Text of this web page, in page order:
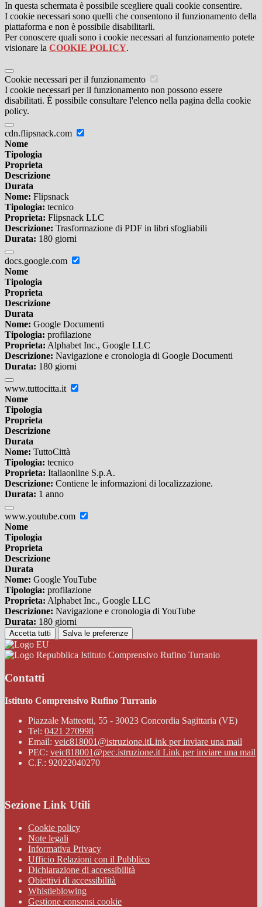
In questa schermata è possibile scegliere quali cookie consentire.
I cookie necessari sono quelli che consentono il funzionamento della
piattaforma e non è possibile disabilitarli.
Per conoscere quali sono i cookie necessari al funzionamento potete
visionare la COOKIE POLICY.
Cookie necessari per il funzionamento
I cookie necessari per il funzionamento non possono essere
disabilitati. È possibile consultare l'elenco nella pagina della cookie
policy.
cdn.flipsnack.com
Nome
Tipologia
Proprieta
Descrizione
Durata
Nome: Flipsnack
Tipologia: tecnico
Proprieta: Flipsnack LLC
Descrizione: Trasformazione di PDF in libri sfogliabili
Durata: 180 giorni
docs.google.com
Nome
Tipologia
Proprieta
Descrizione
Durata
Nome: Google Documenti
Tipologia: profilazione
Proprieta: Alphabet Inc., Google LLC
Descrizione: Navigazione e cronologia di Google Documenti
Durata: 180 giorni
www.tuttocitta.it
Nome
Tipologia
Proprieta
Descrizione
Durata
Nome: TuttoCittà
Tipologia: tecnico
Proprieta: Italiaonline S.p.A.
Descrizione: Contiene le informazioni di localizzazione.
Durata: 1 anno
www.youtube.com
Nome
Tipologia
Proprieta
Descrizione
Durata
Nome: Google YouTube
Tipologia: profilazione
Proprieta: Alphabet Inc., Google LLC
Descrizione: Navigazione e cronologia di YouTube
Durata: 180 giorni
Accetta tutti Salva le preferenze
Istituto Comprensivo Rufino Turranio
Contatti
Istituto Comprensivo Rufino Turranio
Piazzale Matteotti, 55 - 30023 Concordia Sagittaria (VE)
Tel: 0421 270998
Email: veic818001@istruzione.itLink per inviare una mail
PEC: veic818001@pec.istruzione.it Link per inviare una mail
C.F.: 92022040270
Sezione Link Utili
Cookie policy
Note legali
Informativa Privacy
Ufficio Relazioni con il Pubblico
Dichiarazione di accessibilità
Obiettivi di accessibilità
Whistleblowing
Gestione consensi cookie